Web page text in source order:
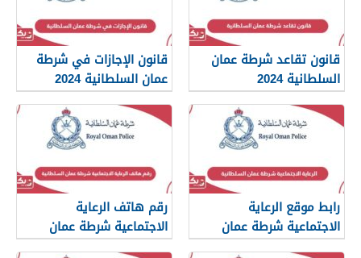
قانون تقاعد شرطة عمان
السلطانية 2024
قانون الإجازات في شرطة
عمان السلطانية 2024
رابط موقع الرعاية
الاجتماعية شرطة عمان
السلطانية
رقم هاتف الرعاية
الاجتماعية شرطة عمان
السلطانية